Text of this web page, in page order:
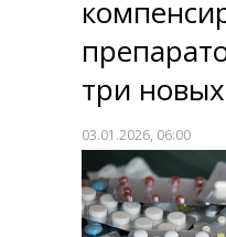
три
03.01.2026, 06:00